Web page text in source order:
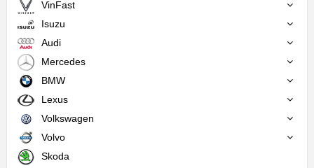
VinFast
Isuzu
Audi
Mercedes
BMW
Lexus
Volkswagen
Volvo
Skoda